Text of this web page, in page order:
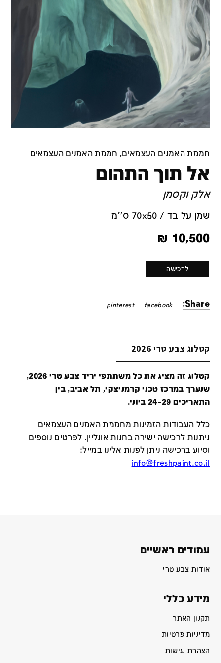
חממת האמנים העצמאים, חממת האמנים העצמאים
אל תוך התהום
אלק וקסמן
שמן על בד / 70x50 ס''מ
10,500
₪
לרכישה
Share:
facebook
pinterest
קטלוג צבע טרי 2026
קטלוג זה מציג את כל משתתפי יריד צבע טרי 2026,
שנערך במרכז טכני קרמניצקי, תל אביב, בין
התאריכים 24-29 ביוני.
כלל העבודות הזמינות מחממת האמנים העצמאים
ניתנות לרכישה ישירה בחנות אונליין. לפרטים נוספים
וסיוע ברכישה ניתן לפנות אלינו במייל:
info@freshpaint.co.il
עמודים ראשיים
אודות צבע טרי
מידע כללי
תקנון האתר
מדיניות פרטיות
הצהרת נגישות